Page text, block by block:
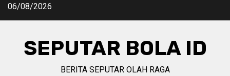
Skip06/08/2026
SEPUTAR BOLA ID
BERITA SEPUTAR OLAH RAGA